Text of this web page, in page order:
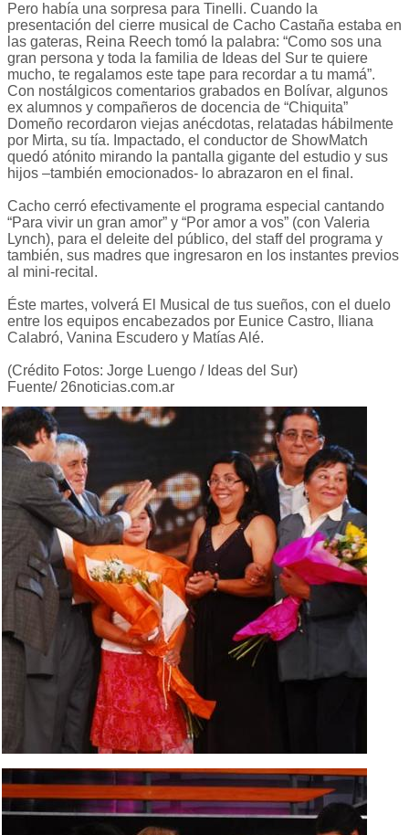
Pero había una sorpresa para Tinelli. Cuando la
presentación del cierre musical de Cacho Castaña estaba en
las gateras, Reina Reech tomó la palabra: “Como sos una
gran persona y toda la familia de Ideas del Sur te quiere
mucho, te regalamos este tape para recordar a tu mamá”.
Con nostálgicos comentarios grabados en Bolívar, algunos
ex alumnos y compañeros de docencia de “Chiquita”
Domeño recordaron viejas anécdotas, relatadas hábilmente
por Mirta, su tía. Impactado, el conductor de ShowMatch
quedó atónito mirando la pantalla gigante del estudio y sus
hijos –también emocionados- lo abrazaron en el final.
Cacho cerró efectivamente el programa especial cantando
“Para vivir un gran amor” y “Por amor a vos” (con Valeria
Lynch), para el deleite del público, del staff del programa y
también, sus madres que ingresaron en los instantes previos
al mini-recital.
Éste martes, volverá El Musical de tus sueños, con el duelo
entre los equipos encabezados por Eunice Castro, Iliana
Calabró, Vanina Escudero y Matías Alé.
(Crédito Fotos: Jorge Luengo / Ideas del Sur)
Fuente/ 26noticias.com.ar